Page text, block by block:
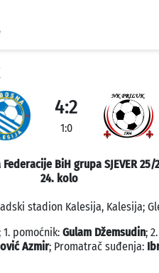
4:2
1:0
BiH grupa SJEVER 25/
24. kolo
stadion Kalesija, Kalesija;
1. pomoćnik: Gulam Džemsudin;
Azmir; Promatrač suđenja: